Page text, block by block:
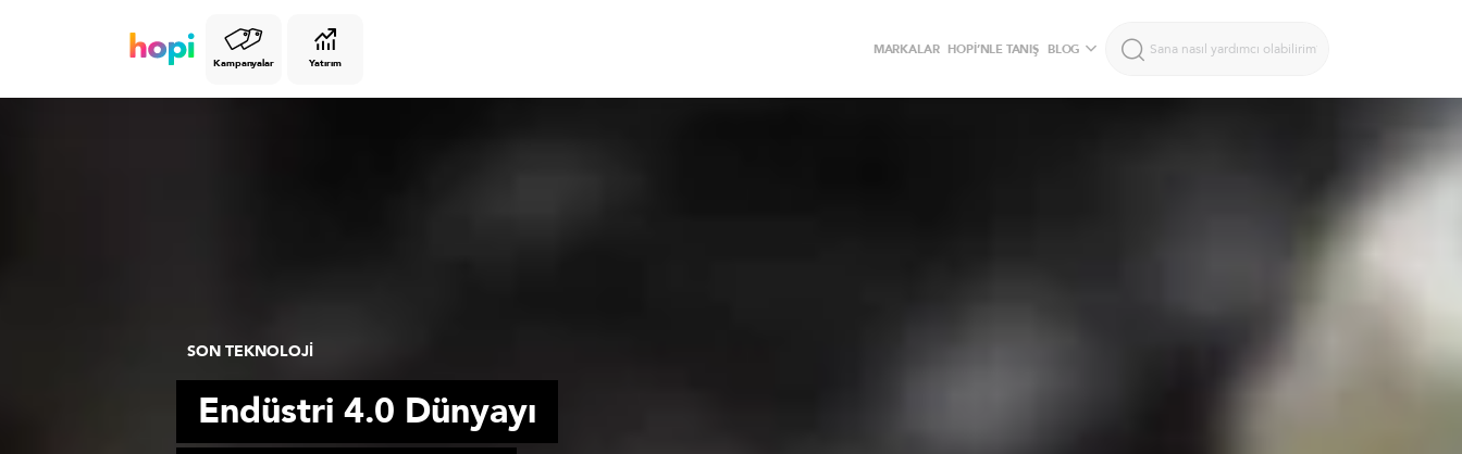
Kampanyalar Yatırım
MARKALAR HOPİ’NLE TANIŞ BLOG
SON TEKNOLOJİ
Endüstri 4.0 Dünyayı